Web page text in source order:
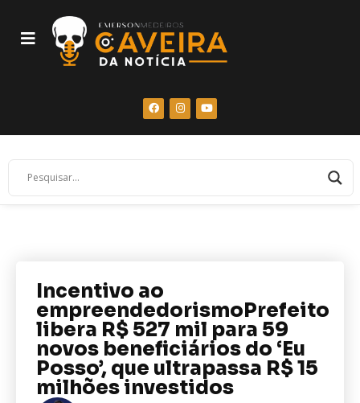
Incentivo ao
empreendedorismoPrefeito
libera R$ 527 mil para 59
novos beneficiários do ‘Eu
Posso’, que ultrapassa R$ 15
milhões investidos